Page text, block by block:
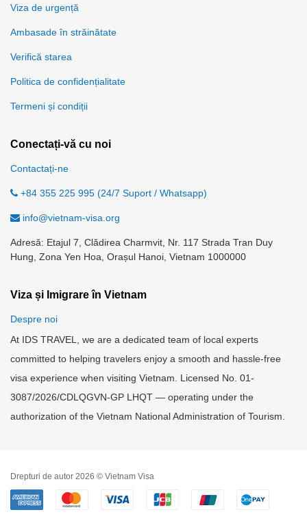
Viza de urgență
Ambasade în străinătate
Verifică starea
Politica de confidențialitate
Termeni și condiții
Conectați-vă cu noi
Contactați-ne
+84 355 225 995 (24/7 Suport / Whatsapp)
info@vietnam-visa.org
Adresă: Etajul 7, Clădirea Charmvit, Nr. 117 Strada Tran Duy
Hung, Zona Yen Hoa, Orașul Hanoi, Vietnam 1000000
Viza și Imigrare în Vietnam
Despre noi
At IDS TRAVEL, we are a dedicated team of local experts
committed to helping travelers enjoy a smooth and hassle-free
visa experience when visiting Vietnam. Licensed No. 01-
3087/2026/CDLQGVN-GP LHQT — operating under the
authorization of the Vietnam National Administration of Tourism.
Drepturi de autor 2026 © Vietnam Visa